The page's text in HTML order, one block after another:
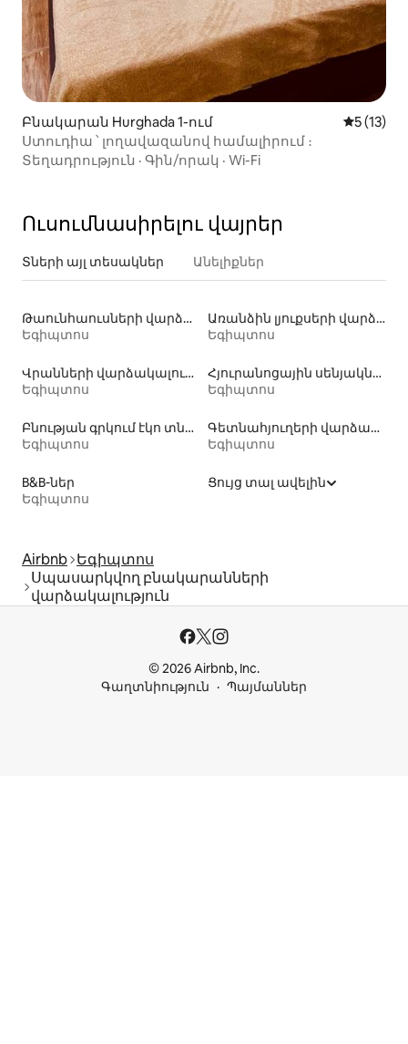
Բնակարան Hurghada 1-ում Միջին
5 (13)
Ստուդիա ՝ լողավազանով համալիրում ։
Տեղադրություն · Գին/որակ · Wi-Fi
Ուսումնասիրելու վայրեր
Տների այլ տեսակներ Անելիքներ
Թաունհաուսների վարձակալություն
Եգիպտոս
Առանձին լյուքսերի վարձակալություն
Եգիպտոս
Վրանների վարձակալություն
Եգիպտոս
Հյուրանոցային սենյակներ
Եգիպտոս
Բնության գրկում էկո տնակների վարձակալություն
Եգիպտոս
Գետնահյուղերի վարձակալություն
Եգիպտոս
B&B-ներ
Եգիպտոս
Ցույց տալ ավելին
Airbnb Եգիպտոս
Սպասարկվող բնակարանների
վարձակալություն
© 2026 Airbnb, Inc.
Գաղտնիություն
Պայմաններ